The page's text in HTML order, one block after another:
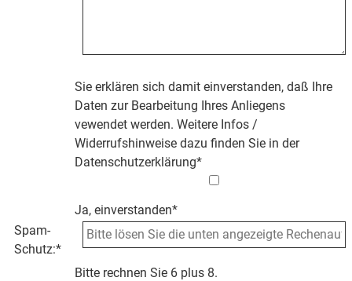
Sie erklären sich damit einverstanden, daß Ihre
Daten zur Bearbeitung Ihres Anliegens
vewendet werden. Weitere Infos /
Widerrufshinweise dazu finden Sie in der
Datenschutzerklärung*
Ja, einverstanden*
Spam-
Schutz:*
Bitte rechnen Sie 6 plus 8.